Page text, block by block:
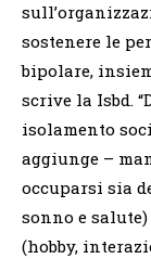
sostenere le
bipolare,
scrive la Isbd.
isolamento
aggiunge –
occuparsi sia
sonno e
(hobby,